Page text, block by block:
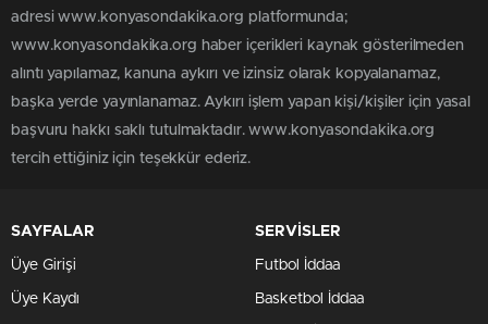
adresi www.konyasondakika.org platformunda;
www.konyasondakika.org haber içerikleri kaynak gösterilmeden
alıntı yapılamaz, kanuna aykırı ve izinsiz olarak kopyalanamaz,
başka yerde yayınlanamaz. Aykırı işlem yapan kişi/kişiler için yasal
başvuru hakkı saklı tutulmaktadır. www.konyasondakika.org
tercih ettiğiniz için teşekkür ederiz.
SAYFALAR
Üye Girişi
Üye Kaydı
SERVİSLER
Futbol İddaa
Basketbol İddaa